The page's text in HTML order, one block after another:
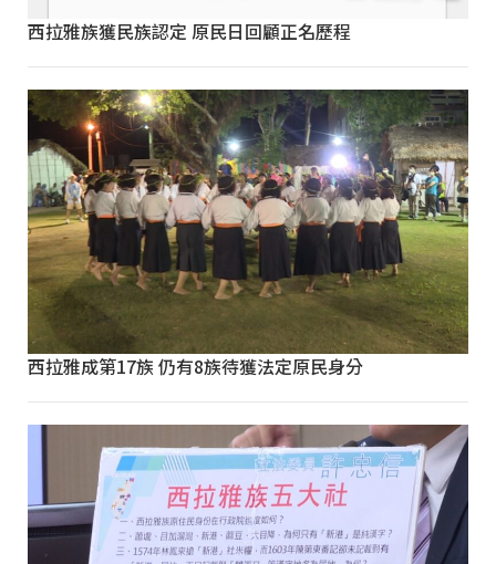
西拉雅族獲民族認定 原民日回顧正名歷程
西拉雅成第17族 仍有8族待獲法定原民身分